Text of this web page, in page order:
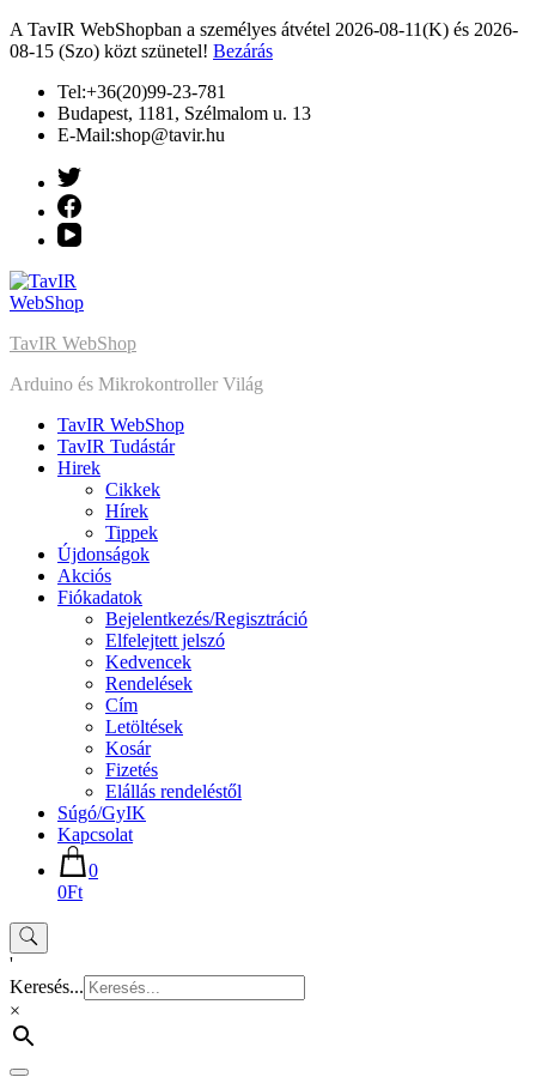
A TavIR WebShopban a személyes átvétel 2026-08-11(K) és 2026-
08-15 (Szo) közt szünetel! Bezárás
Ugrás
tartalomhoz
Tel:+36(20)99-23-781
Budapest, 1181, Szélmalom u. 13
E-Mail:shop@tavir.hu
TavIR WebShop
Arduino és Mikrokontroller Világ
TavIR WebShop
TavIR Tudástár
Hirek
Cikkek
Hírek
Tippek
Újdonságok
Akciós
Fiókadatok
Bejelentkezés/Regisztráció
Elfelejtett jelszó
Kedvencek
Rendelések
Cím
Letöltések
Kosár
Fizetés
Elállás rendeléstől
Súgó/GyIK
Kapcsolat
0
0Ft
'
Keresés...
×